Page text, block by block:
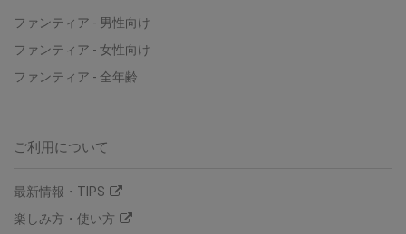
ファンティア - 男性向け
ファンティア - 女性向け
ファンティア - 全年齢
ご利用について
最新情報・TIPS
楽しみ方・使い方